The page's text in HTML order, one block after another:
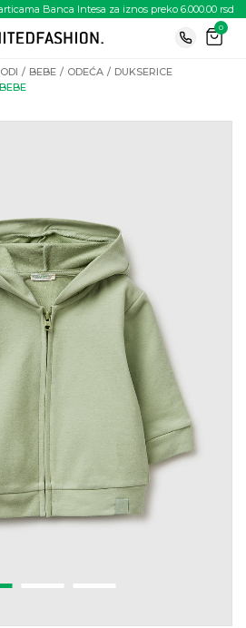
Banca Intesa za iznos preko 6.000.00 rsd
0
BEBE ODEĆA
DUKSERICE